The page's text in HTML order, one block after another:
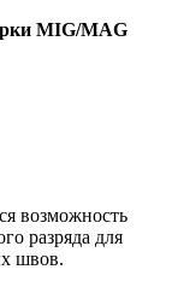
MIG/MAG
возможность
разряда для
швов.